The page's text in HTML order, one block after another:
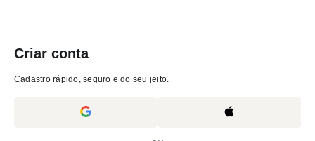
Criar conta
Cadastro rápido, seguro e do seu jeito.